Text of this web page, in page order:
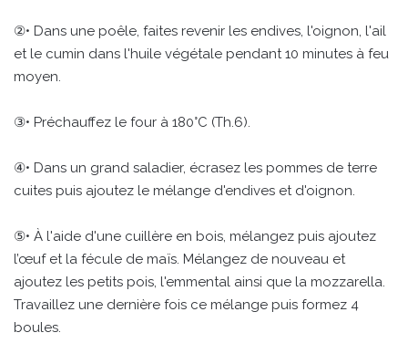
②• Dans une poêle, faites revenir les endives, l'oignon, l'ail
et le cumin dans l'huile végétale pendant 10 minutes à feu
moyen.
③• Préchauffez le four à 180°C (Th.6).
④• Dans un grand saladier, écrasez les pommes de terre
cuites puis ajoutez le mélange d'endives et d'oignon.
⑤• À l'aide d'une cuillère en bois, mélangez puis ajoutez
l’œuf et la fécule de maïs. Mélangez de nouveau et
ajoutez les petits pois, l'emmental ainsi que la mozzarella.
Travaillez une dernière fois ce mélange puis formez 4
boules.